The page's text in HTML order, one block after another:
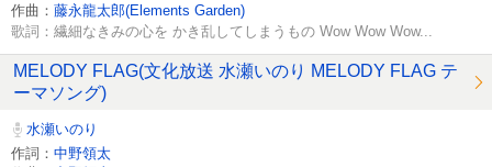
作曲： 藤永龍太郎(Elements Garden)
歌詞：繊細なきみの心を かき乱してしまうもの Wow Wow Wow...
MELODY FLAG(文化放送 水瀬いのり MELODY FLAG テ
ーマソング)
水瀬いのり
作詞： 中野領太